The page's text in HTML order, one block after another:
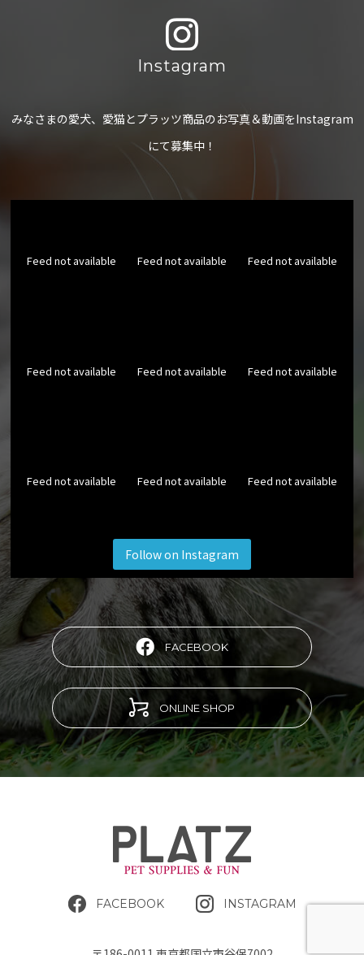
Instagram
みなさまの愛犬、愛猫とプラッツ商品のお写真＆動画をInstagram
にて募集中！
Feed not available Feed not available Feed not available
Feed not available Feed not available Feed not available
Feed not available Feed not available Feed not available
Follow on Instagram
FACEBOOK
ONLINE SHOP
FACEBOOK INSTAGRAM